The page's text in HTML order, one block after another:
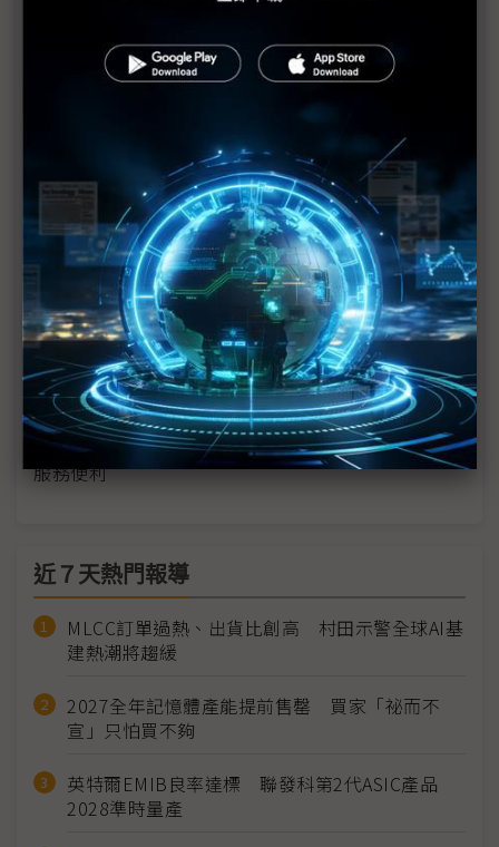
雲端供應鏈協同 加速跨產業資訊服務
改善供應鏈不調和處 能創造價值並卓越發展
優化供應鏈管理是多變環境的應變之策
利用物流ILC技術 確保農產品運送品質
緊急貨運遞送網絡 是全球運籌不可或缺的重樣要素
51%企業組織因行動裝置造成資料外洩
新 Teradata 平台重塑商業智慧產業
聯邦銀行購置NCR SelfServ自動櫃員機 增添自助銀行
服務便利
近７天熱門報導
MLCC訂單過熱、出貨比創高 村田示警全球AI基
建熱潮將趨緩
2027全年記憶體產能提前售罄 買家「祕而不
宣」只怕買不夠
英特爾EMIB良率達標 聯發科第2代ASIC產品
2028準時量產